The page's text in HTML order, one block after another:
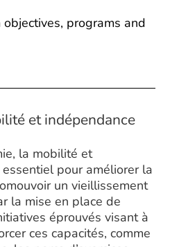
programs and
et indépendance
la mobilité et
essentiel pour améliorer la
un vieillissement
la mise en place de
éprouvés visant à
ces capacités, comme